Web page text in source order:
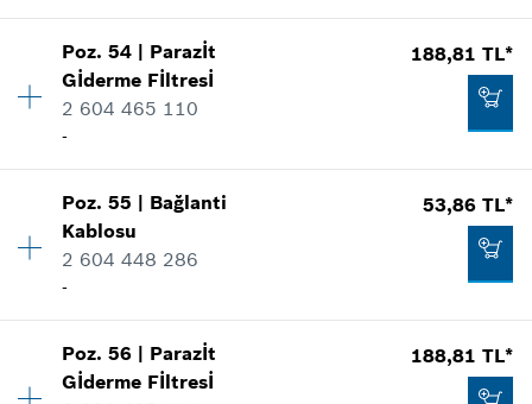
170,16 TL*
* Fiyatlara KDV dahildir.
Şekli göster
31,68 TL*
Fiyatlara KDV dahildir.
Fiyat grubu:11
Yedek parça bilgisi
Fiyatlara KDV dahildir.
Poz.54 | Parazİt
Gİderme Fİltresİ
2 604 465 110
-
188,81 TL*
Miktar 1
Fiyat grubu
Yedek parça bilgisi
Şekli göster
Poz.55 | Bağlanti
Kablosu
2 604 448 286
-
53,86 TL*
Fiyat grubu:11
Poz.56 | Parazİt
Gİderme Fİltresİ
188,81 TL*